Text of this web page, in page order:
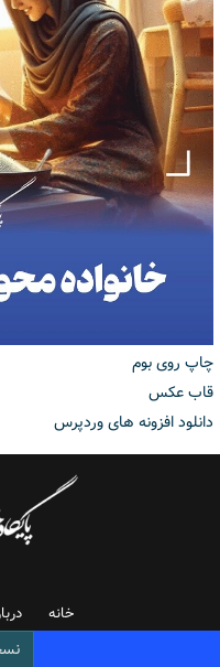
چاپ روی بوم
قاب عکس
دانلود افزونه های وردپرس
خانه